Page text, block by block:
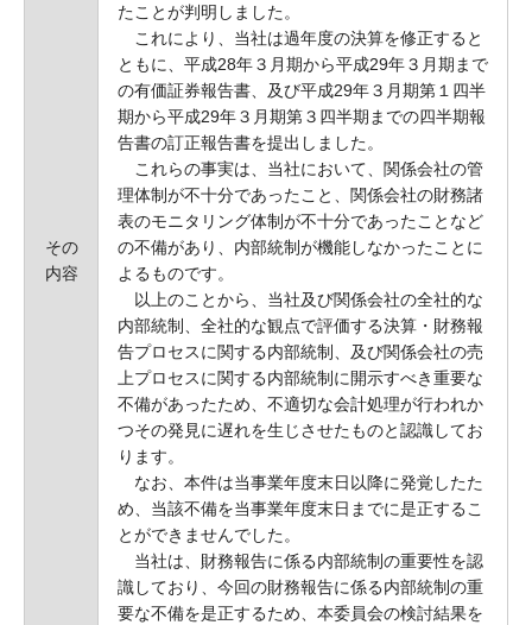
その
内容
たことが判明しました。
これにより、当社は過年度の決算を修正すると
ともに、平成28年３月期から平成29年３月期まで
の有価証券報告書、及び平成29年３月期第１四半
期から平成29年３月期第３四半期までの四半期報
告書の訂正報告書を提出しました。
これらの事実は、当社において、関係会社の管
理体制が不十分であったこと、関係会社の財務諸
表のモニタリング体制が不十分であったことなど
の不備があり、内部統制が機能しなかったことに
よるものです。
以上のことから、当社及び関係会社の全社的な
内部統制、全社的な観点で評価する決算・財務報
告プロセスに関する内部統制、及び関係会社の売
上プロセスに関する内部統制に開示すべき重要な
不備があったため、不適切な会計処理が行われか
つその発見に遅れを生じさせたものと認識してお
ります。
なお、本件は当事業年度末日以降に発覚したた
め、当該不備を当事業年度末日までに是正するこ
とができませんでした。
当社は、財務報告に係る内部統制の重要性を認
識しており、今回の財務報告に係る内部統制の重
要な不備を是正するため、本委員会の検討結果を